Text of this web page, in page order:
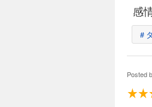
感
＃
Posted